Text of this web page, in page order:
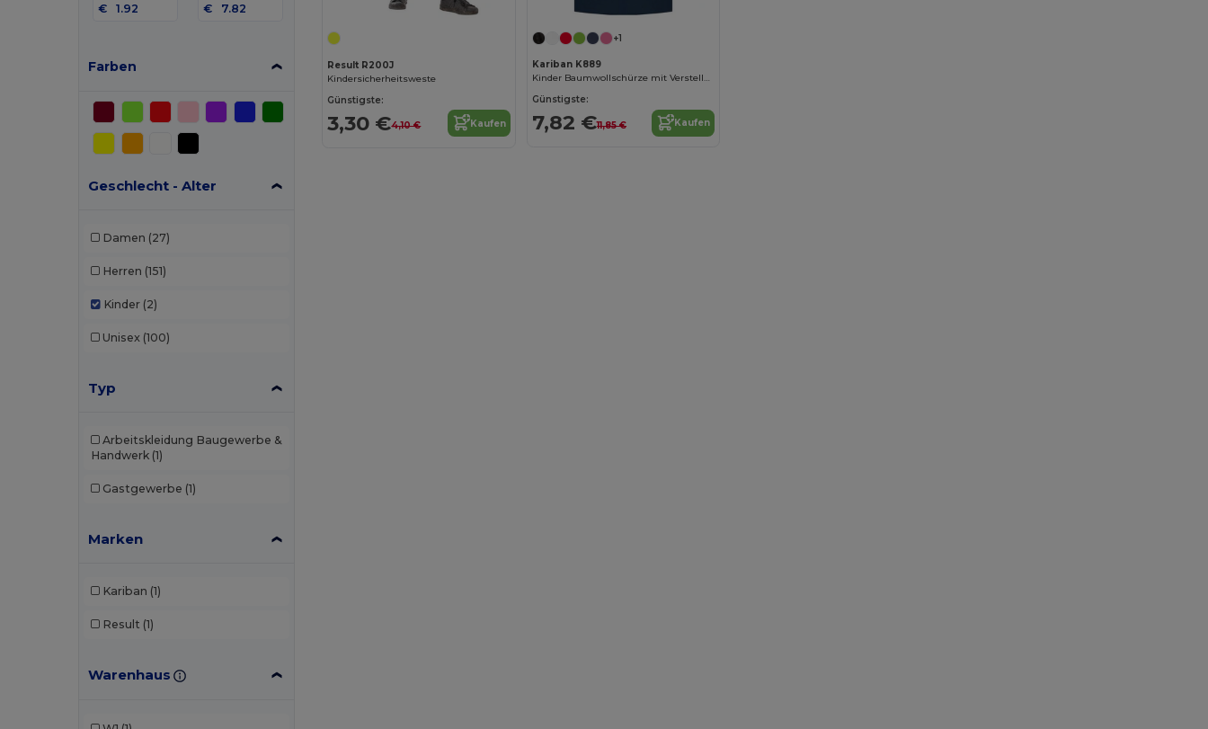
€
€
Farben
Geschlecht - Alter
Damen (27)
Herren (151)
Kinder (2)
Unisex (100)
Typ
Arbeitskleidung Baugewerbe &
Handwerk (1)
Gastgewerbe (1)
Marken
Kariban (1)
Result (1)
Warenhaus
Result R200J
Kindersicherheitsweste
Günstigste:
3,30 €4,10 € Kaufen
+1
Kariban K889
Kinder Baumwollschürze mit Verstellbarem Nackengurt
Günstigste:
7,82 €11,85 € Kaufen